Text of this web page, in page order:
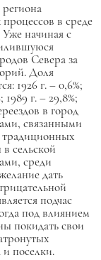
в среде
начиная с
Севера за
Доля
1926 г. – 0,6%;
1989 г. – 29,8%;
в город
связанными
традиционных
сельской
среди
дать
подчас
под влиянием
покидать свои
и поселки.